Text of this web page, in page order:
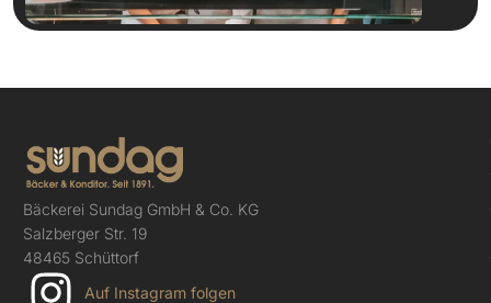
Bäckerei Sundag GmbH & Co. KG
Salzberger Str. 19
48465 Schüttorf
Auf Instagram folgen